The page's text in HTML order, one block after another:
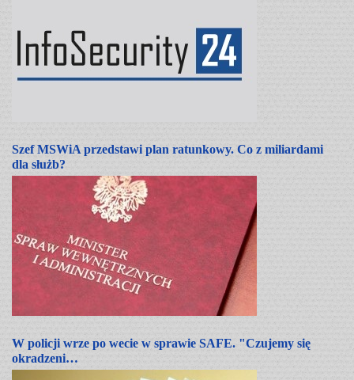
Szef MSWiA przedstawi plan ratunkowy. Co z miliardami
dla służb?
W policji wrze po wecie w sprawie SAFE. "Czujemy się
okradzeni…